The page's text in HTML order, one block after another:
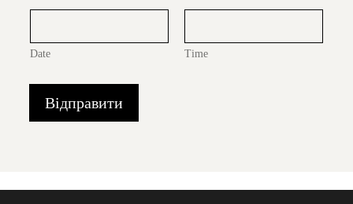
Date Time
Відправити